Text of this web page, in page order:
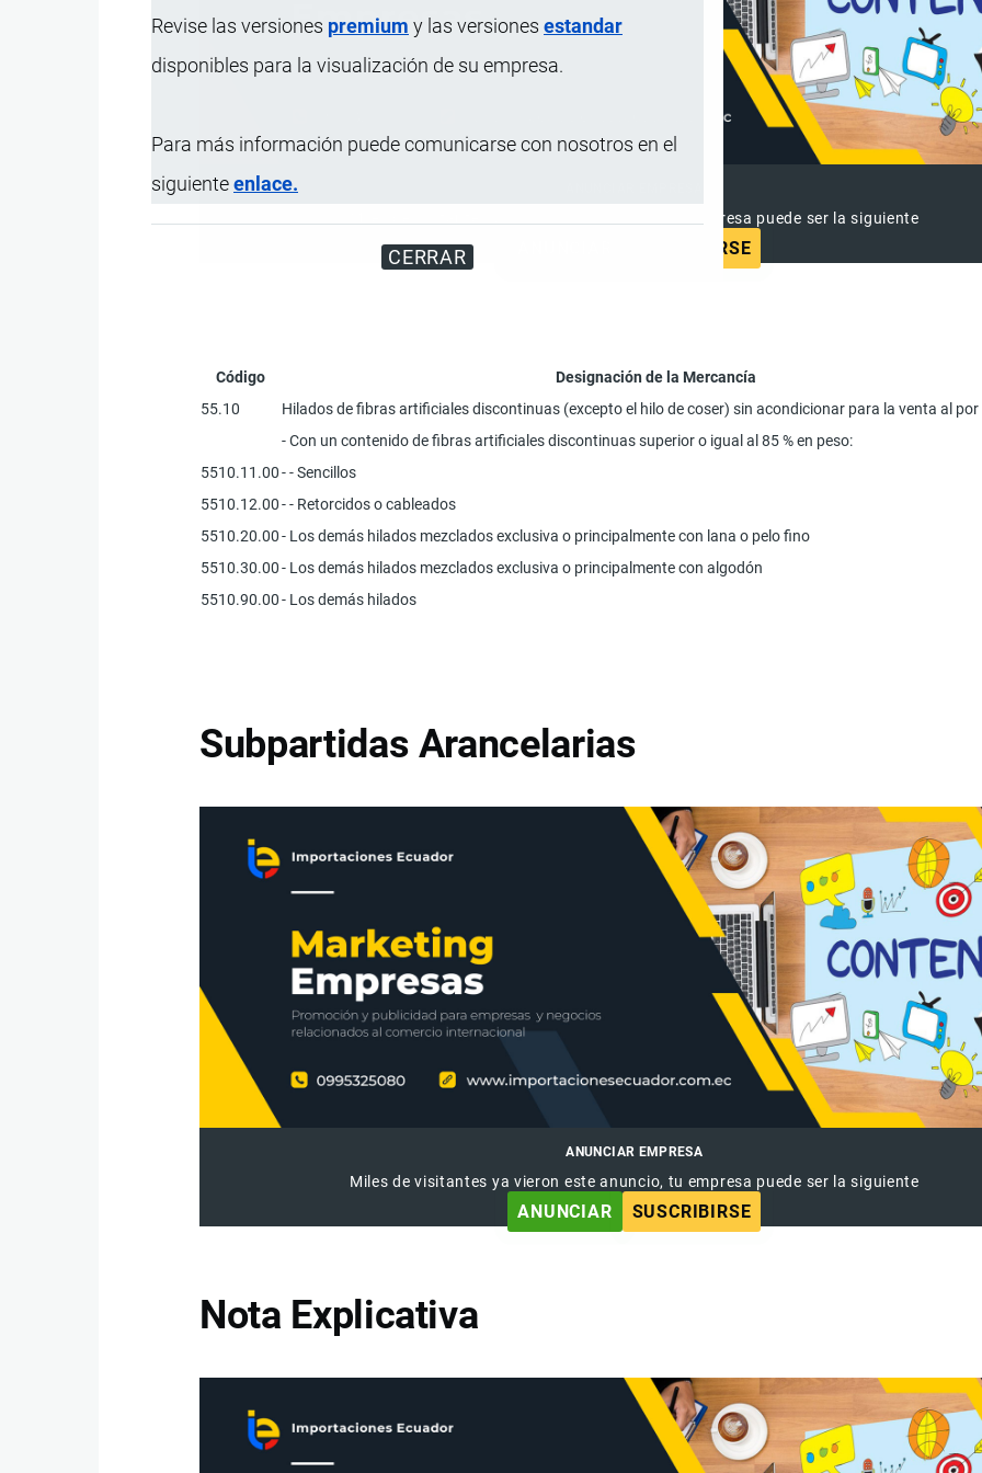
Revise las versiones premium y las versiones estandar
disponibles para la visualización de su empresa.
Para más información puede comunicarse con nosotros en el
siguienteenlace.
CERRAR
Miles de visitantes ya vieron este anuncio, tu empresa puede ser la siguiente
SUSCRIBIRSE
Código
Designación de la Mercancía
55.10
Hilados de fibras artificiales discontinuas (excepto el hilo de coser) sin acondicionar para la venta al por
- Con un contenido de fibras artificiales discontinuas superior o igual al 85 % en peso:
5510.11.00- - Sencillos
5510.12.00- - Retorcidos o cableados
5510.20.00- Los demás hilados mezclados exclusiva o principalmente con lana o pelo fino
5510.30.00- Los demás hilados mezclados exclusiva o principalmente con algodón
5510.90.00- Los demás hilados
Subpartidas Arancelarias
ANUNCIAR EMPRESA
Miles de visitantes ya vieron este anuncio, tu empresa puede ser la siguiente
ANUNCIAR SUSCRIBIRSE
Nota Explicativa